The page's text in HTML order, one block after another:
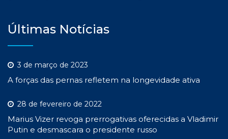
Últimas Notícias
3 de março de 2023
A forças das pernas refletem na longevidade ativa
28 de fevereiro de 2022
Marius Vizer revoga prerrogativas oferecidas a Vladimir
Putin e desmascara o presidente russo